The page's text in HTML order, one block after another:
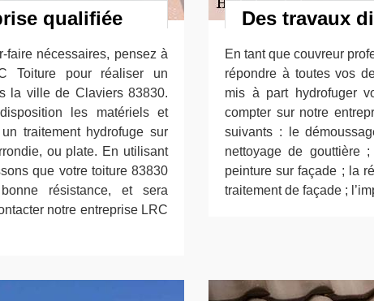
qualifiée
faire nécessaires, pensez à
Toiture pour réaliser un
la ville de Claviers 83830.
les matériels et
traitement hydrofuge sur
ou plate. En utilisant
que votre toiture 83830
résistance, et sera
notre entreprise LRC
Des travaux
En tant que couvreur
répondre à toutes vos
mis à part hydrofuger
compter sur notre
suivants : le
nettoyage de gouttière
peinture sur façade ; la
traitement de façade ;